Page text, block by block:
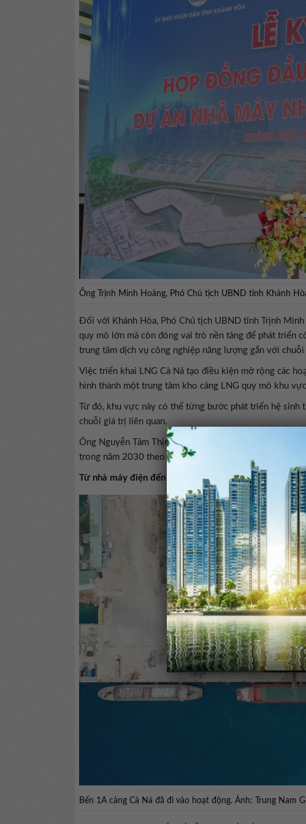
Ông Trịnh Minh Hoàng, Phó Chủ tịch UBND tỉnh Khánh
Đối với Khánh Hòa, Phó Chủ tịch UBND tỉnh Trịnh
quy mô lớn mà còn đóng vai trò nền tảng để phát triển
trung tâm dịch vụ công nghiệp năng lượng gắn với
Việc triển khai LNG Cà Ná tạo điều kiện mở rộng các
hình thành một trung tâm kho cảng LNG quy mô khu
Từ đó, khu vực này có thể từng bước phát triển hệ
chuỗi giá trị liên quan.
Ông Nguyễn Tâm Thịnh, Chủ tịch Tập đoàn Trung
trong năm 2030 theo tiến độ được phê duyệt.
Từ nhà máy điện đến hạ tầng LNG và logistics tích hợp
Bến 1A cảng Cà Ná đã đi vào hoạt động. Ảnh: Trung Nam